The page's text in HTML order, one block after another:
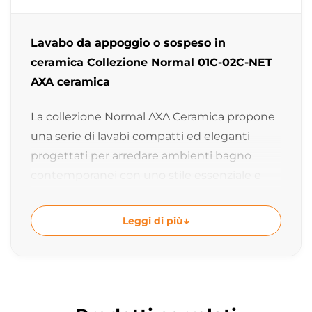
Lavabo da appoggio o sospeso in
ceramica Collezione Normal 01C-02C-NET
AXA ceramica
La collezione Normal AXA Ceramica propone
una serie di lavabi compatti ed eleganti
progettati per arredare ambienti bagno
diverse dimensioni e configurazioni per
adattarsi sia a piccoli bagni sia a spazi più
Design firmato Romano Adolini
Leggi di più